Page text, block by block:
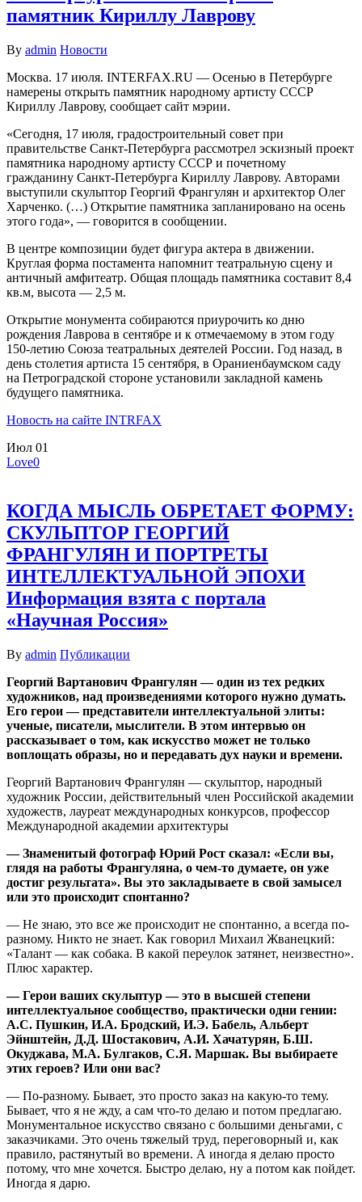
памятник Кириллу Лаврову
By admin Новости
Москва. 17 июля. INTERFAX.RU — Осенью в Петербурге
намерены открыть памятник народному артисту СССР
Кириллу Лаврову, сообщает сайт мэрии.
«Сегодня, 17 июля, градостроительный совет при
правительстве Санкт-Петербурга рассмотрел эскизный проект
памятника народному артисту СССР и почетному
гражданину Санкт-Петербурга Кириллу Лаврову. Авторами
выступили скульптор Георгий Франгулян и архитектор Олег
Харченко. (…) Открытие памятника запланировано на осень
этого года», — говорится в сообщении.
В центре композиции будет фигура актера в движении.
Круглая форма постамента напомнит театральную сцену и
античный амфитеатр. Общая площадь памятника составит 8,4
кв.м, высота — 2,5 м.
Открытие монумента собираются приурочить ко дню
рождения Лаврова в сентябре и к отмечаемому в этом году
150-летию Союза театральных деятелей России. Год назад, в
день столетия артиста 15 сентября, в Ораниенбаумском саду
на Петроградской стороне установили закладной камень
будущего памятника.
Новость на сайте INTRFAX
Июл 01
Love0
КОГДА МЫСЛЬ ОБРЕТАЕТ ФОРМУ:
СКУЛЬПТОР ГЕОРГИЙ
ФРАНГУЛЯН И ПОРТРЕТЫ
ИНТЕЛЛЕКТУАЛЬНОЙ ЭПОХИ
Информация взята с портала
«Научная Россия»
By admin Публикации
Георгий Вартанович Франгулян — один из тех редких
художников, над произведениями которого нужно думать.
Его герои — представители интеллектуальной элиты:
ученые, писатели, мыслители. В этом интервью он
рассказывает о том, как искусство может не только
воплощать образы, но и передавать дух науки и времени.
Георгий Вартанович Франгулян — скульптор, народный
художник России, действительный член Российской академии
художеств, лауреат международных конкурсов, профессор
Международной академии архитектуры
— Знаменитый фотограф Юрий Рост сказал: «Если вы,
глядя на работы Франгуляна, о чем-то думаете, он уже
достиг результата». Вы это закладываете в свой замысел
или это происходит спонтанно?
— Не знаю, это все же происходит не спонтанно, а всегда по-
разному. Никто не знает. Как говорил Михаил Жванецкий:
«Талант — как собака. В какой переулок затянет, неизвестно».
Плюс характер.
— Герои ваших скульптур — это в высшей степени
интеллектуальное сообщество, практически одни гении:
А.С. Пушкин, И.А. Бродский, И.Э. Бабель, Альберт
Эйнштейн, Д.Д. Шостакович, А.И. Хачатурян, Б.Ш.
Окуджава, М.А. Булгаков, С.Я. Маршак. Вы выбираете
этих героев? Или они вас?
— По-разному. Бывает, это просто заказ на какую-то тему.
Бывает, что я не жду, а сам что-то делаю и потом предлагаю.
Монументальное искусство связано с большими деньгами, с
заказчиками. Это очень тяжелый труд, переговорный и, как
правило, растянутый во времени. А иногда я делаю просто
потому, что мне хочется. Быстро делаю, ну а потом как пойдет.
Иногда я дарю.